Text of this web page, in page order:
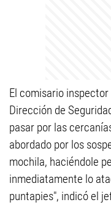
El comisario
Dirección de
pasar por las
abordado por los
mochila, haciéndole
inmediatamente lo
puntapies", indicó el